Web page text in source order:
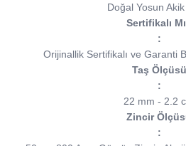
Doğal Yosun
Sertifikalı
:
Orijinallik Sertifikalı ve Garanti
Taş Ölçüsü
:
22 mm - 2.2
Zincir
: